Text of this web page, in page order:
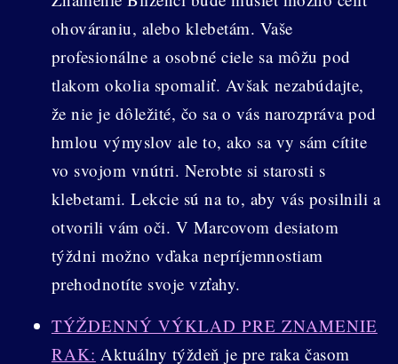
ohováraniu, alebo klebetám. Vaše
profesionálne a osobné ciele sa môžu pod
tlakom okolia spomaliť. Avšak nezabúdajte,
že nie je dôležité, čo sa o vás narozpráva pod
hmlou výmyslov ale to, ako sa vy sám cítite
vo svojom vnútri. Nerobte si starosti s
klebetami. Lekcie sú na to, aby vás posilnili a
otvorili vám oči. V Marcovom desiatom
týždni možno vďaka nepríjemnostiam
prehodnotíte svoje vzťahy.
TÝŽDENNÝ VÝKLAD PRE ZNAMENIE
RAK: Aktuálny týždeň je pre raka časom